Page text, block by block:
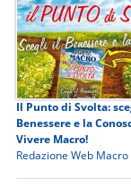
Il Punto di Svolta:
Benessere e la
Vivere Macro!
Redazione Web Macro